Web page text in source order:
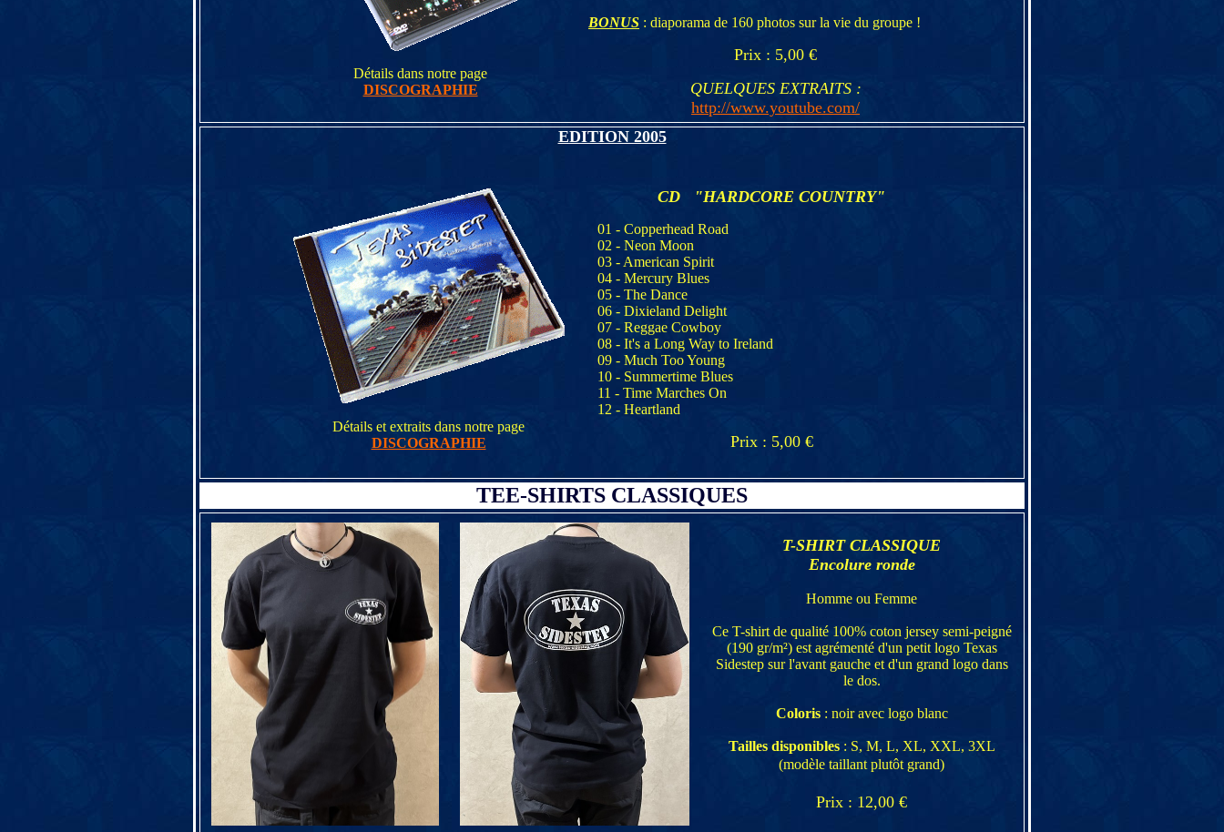
Détails dans notre page
DISCOGRAPHIE
BONUS : diaporama de 160 photos sur la vie du groupe !
Prix : 5,00 €
QUELQUES EXTRAITS :
http://www.youtube.com/
EDITION 2005
Détails et extraits dans notre page
DISCOGRAPHIE
CD "HARDCORE COUNTRY"
01 - Copperhead Road
02 - Neon Moon
03 - American Spirit
04 - Mercury Blues
05 - The Dance
06 - Dixieland Delight
07 - Reggae Cowboy
08 - It's a Long Way to Ireland
09 - Much Too Young
10 - Summertime Blues
11 - Time Marches On
12 - Heartland
Prix : 5,00 €
TEE-SHIRTS CLASSIQUES
T-SHIRT CLASSIQUE
Encolure ronde
Homme ou Femme
Ce T-shirt de qualité 100% coton jersey semi-peigné
(190 gr/m²) est agrémenté d'un petit logo Texas
Sidestep sur l'avant gauche et d'un grand logo dans
le dos.
Coloris: noir avec logo blanc
Tailles disponibles: S, M, L, XL, XXL, 3XL
(modèle taillant plutôt grand)
Prix : 12,00 €